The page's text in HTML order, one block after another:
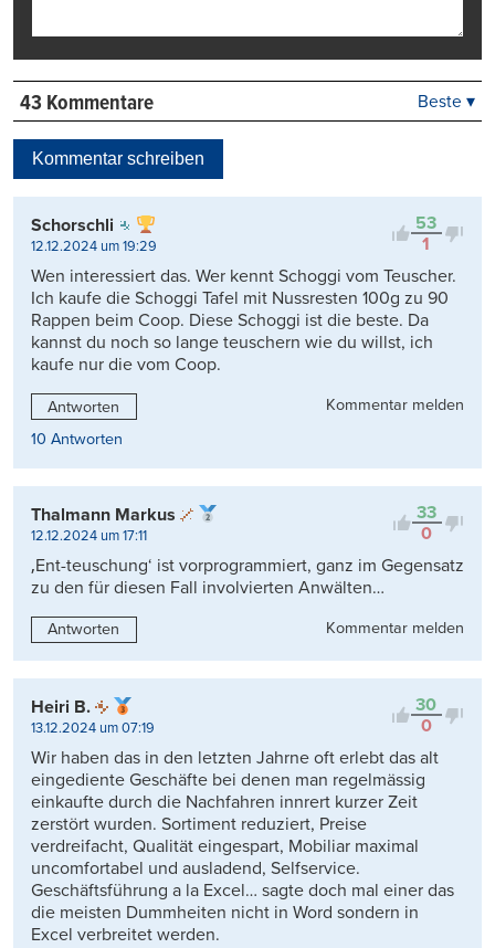
43 Kommentare
Kontrovers
Beste ▾
Kommentar schreiben
53
1
Schorschli
12.12.2024 um 19:29
Wen interessiert das. Wer kennt Schoggi vom Teuscher.
Ich kaufe die Schoggi Tafel mit Nussresten 100g zu 90
Rappen beim Coop. Diese Schoggi ist die beste. Da
kannst du noch so lange teuschern wie du willst, ich
kaufe nur die vom Coop.
Antworten
Kommentar melden
10 Antworten
33
0
Thalmann Markus
12.12.2024 um 17:11
‚Ent-teuschung‘ ist vorprogrammiert, ganz im Gegensatz
zu den für diesen Fall involvierten Anwälten…
Antworten Kommentar melden
30
0
Heiri B.
13.12.2024 um 07:19
Wir haben das in den letzten Jahrne oft erlebt das alt
eingediente Geschäfte bei denen man regelmässig
einkaufte durch die Nachfahren innrert kurzer Zeit
zerstört wurden. Sortiment reduziert, Preise
verdreifacht, Qualität eingespart, Mobiliar maximal
uncomfortabel und ausladend, Selfservice.
Geschäftsführung a la Excel… sagte doch mal einer das
die meisten Dummheiten nicht in Word sondern in
Excel verbreitet werden.